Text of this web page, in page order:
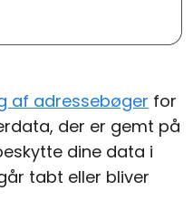
af adressebøger for
der er gemt på
dine data i
tabt eller bliver